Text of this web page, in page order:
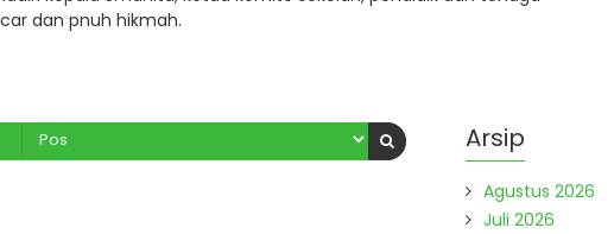
dan pnuh hikmah.
Arsip
Agustus 2026
Juli 2026